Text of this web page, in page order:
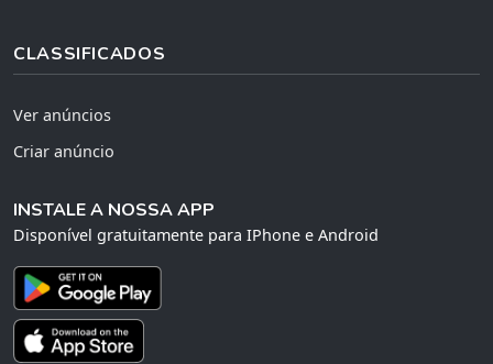
CLASSIFICADOS
Ver anúncios
Criar anúncio
INSTALE A NOSSA APP
Disponível gratuitamente para IPhone e Android